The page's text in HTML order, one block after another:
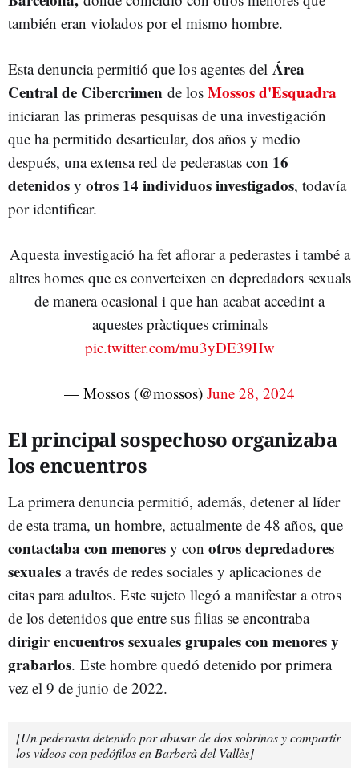
también eran violados por el mismo hombre.
Esta denuncia permitió que los agentes del Área
Central de Cibercrimen de los Mossos d'Esquadra
iniciaran las primeras pesquisas de una investigación
que ha permitido desarticular, dos años y medio
después, una extensa red de pederastas con 16
detenidos y otros 14 individuos investigados, todavía
por identificar.
Aquesta investigació ha fet aflorar a pederastes i també a
altres homes que es converteixen en depredadors sexuals
de manera ocasional i que han acabat accedint a
aquestes pràctiques criminals
pic.twitter.com/mu3yDE39Hw
— Mossos (@mossos) June 28, 2024
El principal sospechoso organizaba
los encuentros
La primera denuncia permitió, además, detener al líder
de esta trama, un hombre, actualmente de 48 años, que
contactaba con menores y con otros depredadores
sexuales a través de redes sociales y aplicaciones de
citas para adultos. Este sujeto llegó a manifestar a otros
de los detenidos que entre sus filias se encontraba
dirigir encuentros sexuales grupales con menores y
grabarlos. Este hombre quedó detenido por primera
vez el 9 de junio de 2022.
[Un pederasta detenido por abusar de dos sobrinos y compartir
los vídeos con pedófilos en Barberà del Vallès]